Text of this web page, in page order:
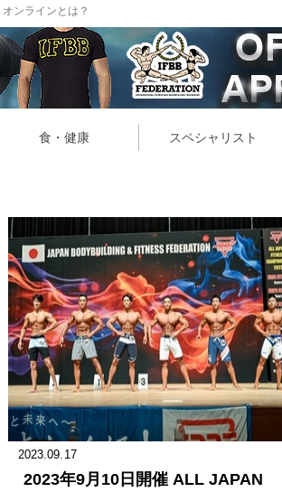
ンラインとは？
食・健康 スペシャリスト
2023.09.17
2023年9月10日開催 ALL JAPAN